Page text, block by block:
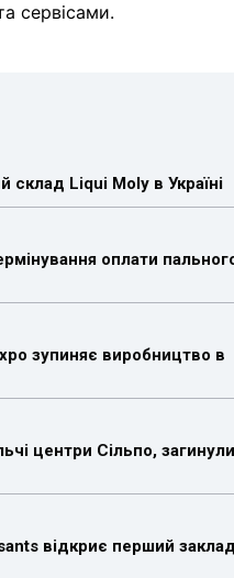
сервісами.
Liqui Moly в Україні
оплати
зупиняє виробництво в
центри Сільпо, загинули
відкриє перший